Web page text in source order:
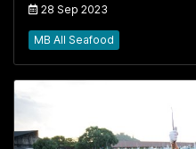
28 Sep 2023
MB All Seafood